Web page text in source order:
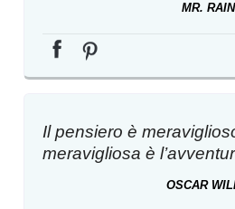
MR. RAIN
Il pensiero è
meravigliosa è
OSCAR